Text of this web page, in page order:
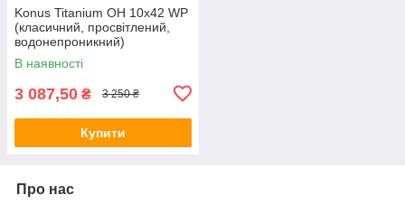
Konus Titanium OH 10x42 WP
(класичний, просвітлений,
водонепроникний)
В наявності
3 087,50 ₴ 3 250 ₴
Купити
Про нас